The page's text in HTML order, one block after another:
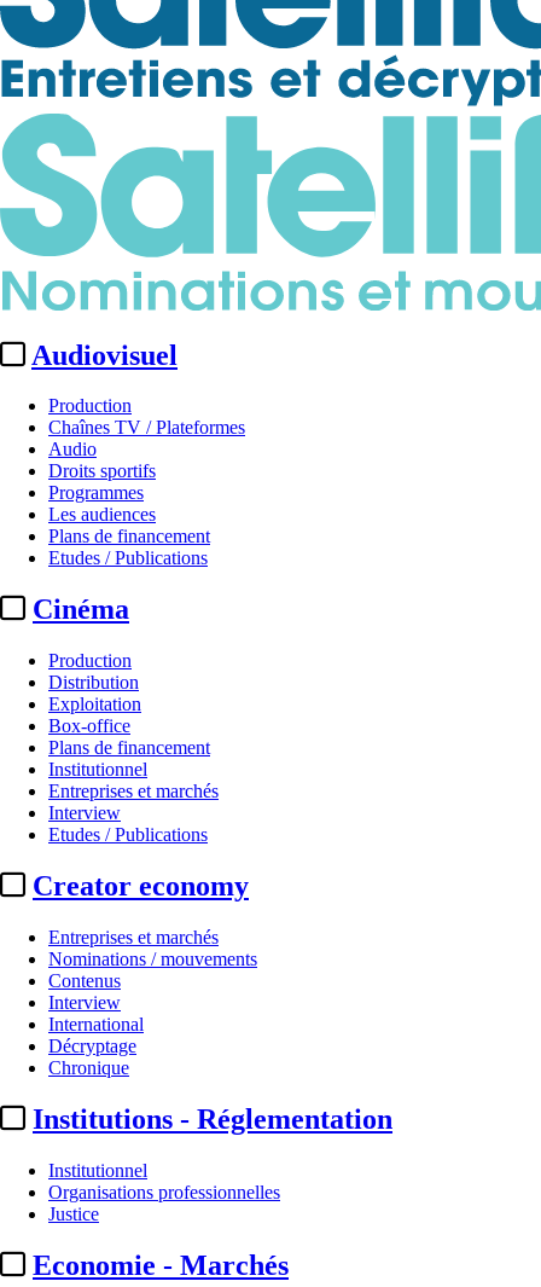
Audiovisuel
Production
Chaînes TV / Plateformes
Audio
Droits sportifs
Programmes
Les audiences
Plans de financement
Etudes / Publications
Cinéma
Production
Distribution
Exploitation
Box-office
Plans de financement
Institutionnel
Entreprises et marchés
Interview
Etudes / Publications
Creator economy
Entreprises et marchés
Nominations / mouvements
Contenus
Interview
International
Décryptage
Chronique
Institutions - Réglementation
Institutionnel
Organisations professionnelles
Justice
Economie - Marchés
Nominations / mouvements
Groupe Canal+ :
Actualité n° 265589| Publié le 26 juil. 2022 16:00
...